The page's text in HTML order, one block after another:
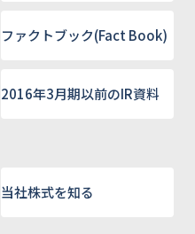
ファクトブック(Fact Book)
2016年3月期以前のIR資料
当社株式を知る